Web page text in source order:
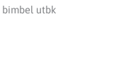
bimbel utbk